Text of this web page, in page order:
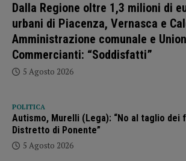
Dalla Regione oltre 1,3 milioni di
urbani di Piacenza, Vernasca e
Amministrazione comunale e
Commercianti: “Soddisfatti”
5 Agosto 2026
POLITICA
Autismo, Murelli (Lega): “No al taglio dei
Distretto di Ponente”
5 Agosto 2026